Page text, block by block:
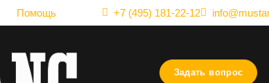
Помощь +7 (495) 181-22-12
Задать вопрос